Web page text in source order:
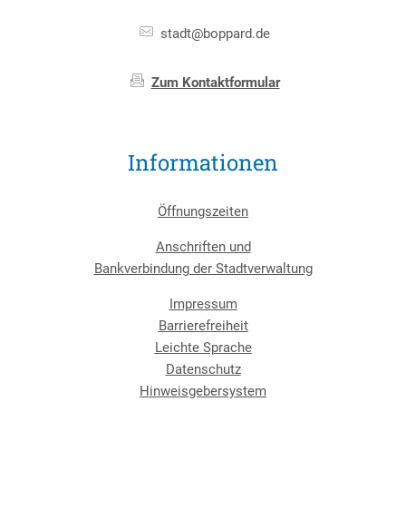
stadt@boppard.de
Zum Kontaktformular
Informationen
Öffnungszeiten
Anschriften und
Bankverbindung der Stadtverwaltung
Impressum
Barrierefreiheit
Leichte Sprache
Datenschutz
Hinweisgebersystem